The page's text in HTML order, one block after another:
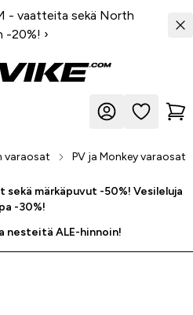
- vaatteita sekä North
-20%! ›
varaosat PV ja Monkey varaosat
märkäpuvut -50%! Vesileluja
-30%!
nesteitä ALE-hinnoin!